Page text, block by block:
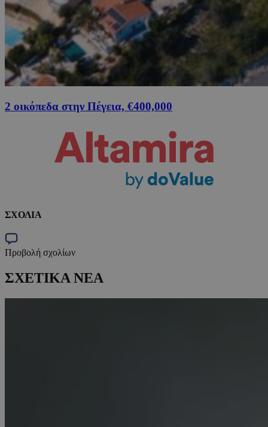
2 οικόπεδα στην Πέγεια, €400,000
ΣΧΟΛΙΑ
Προβολή σχολίων
ΣΧΕΤΙΚΑ ΝΕΑ